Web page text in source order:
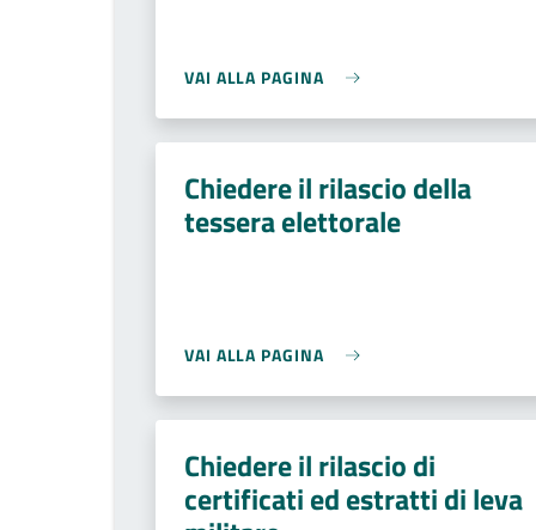
VAI ALLA PAGINA
Chiedere il rilascio della
tessera elettorale
VAI ALLA PAGINA
Chiedere il rilascio di
certificati ed estratti di leva